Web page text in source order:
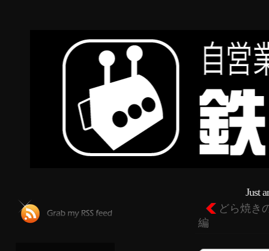
Just
どら焼き
編